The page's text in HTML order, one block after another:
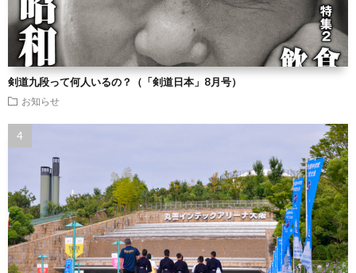
剣道九段って何人いるの？（「剣道日本」8月号）
お知らせ